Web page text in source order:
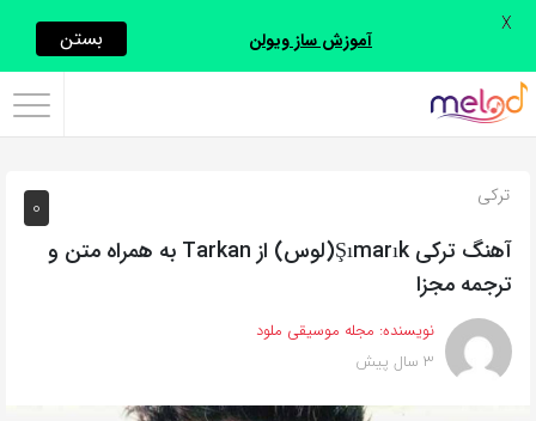
اشتراک
با
از
روش‌های
زیر
این
صفحه
0 ترکی
آهنگ ترکی Şımarık(لوس) از Tarkan به همراه متن و
ترجمه مجزا
نویسنده: مجله موسیقی ملود
3 سال پیش
آموزش ساز ویولن بستن X